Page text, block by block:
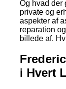
Og hvad der
private og
aspekter af
reparation
billede af.
i Hvert